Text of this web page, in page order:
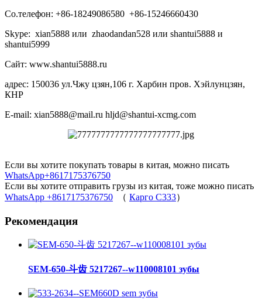
Со.телефон: +86-18249086580 +86-15246660430
Skype: xian5888 или zhaodandan528 или shantui5888 и
shantui5999
Сайт: www.shantui5888.ru
адрес: 150036 ул.Чжу цзян,106 г. Харбин пров. Хэйлунцзян,
КНР
E-mail: xian5888@mail.ru hljd@shantui-xcmg.com
Если вы хотите покупать товары в китая, можно писать
WhatsApp+8617175376750
Если вы хотите отправить грузы из китая, тоже можно писать
WhatsApp +8617175376750 （ Карго C333）
Рекомендация
SEM-650-斗齿 5217267--w110008101 зубы